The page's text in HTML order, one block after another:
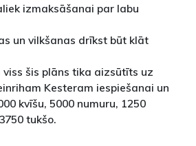
izmaksāšanai par labu
un vilkšanas drīkst būt klāt
viss šis plāns tika aizsūtīts uz
Kesteram iespiešanai un
kvīšu, 5000 numuru, 1250
tukšo.